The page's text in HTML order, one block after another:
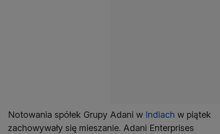
Notowania spółek Grupy Adani w Indiach w piątek
zachowywały się mieszanie. Adani Enterprises